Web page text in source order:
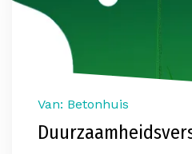
Van: Betonhuis